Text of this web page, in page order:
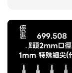
優惠